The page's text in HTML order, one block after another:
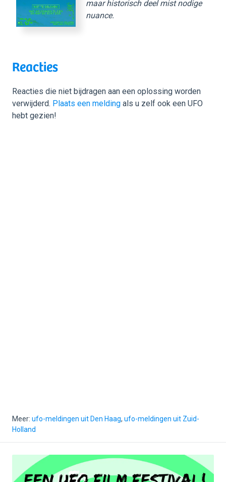
maar historisch deel mist nodige
nuance.
Reacties
Reacties die niet bijdragen aan een oplossing worden
verwijderd. Plaats een melding als u zelf ook een UFO
hebt gezien!
Meer: ufo-meldingen uit Den Haag, ufo-meldingen uit Zuid-
Holland